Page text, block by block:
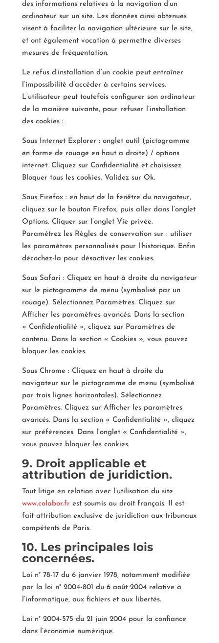
des informations relatives à la navigation d’un
ordinateur sur un site. Les données ainsi obtenues
visent à faciliter la navigation ultérieure sur le site,
et ont également vocation à permettre diverses
mesures de fréquentation.
Le refus d’installation d’un cookie peut entraîner
l’impossibilité d’accéder à certains services.
L’utilisateur peut toutefois configurer son ordinateur
de la manière suivante, pour refuser l’installation
des cookies :
Sous Internet Explorer : onglet outil (pictogramme
en forme de rouage en haut a droite) / options
internet. Cliquez sur Confidentialité et choisissez
Bloquer tous les cookies. Validez sur Ok.
Sous Firefox : en haut de la fenêtre du navigateur,
cliquez sur le bouton Firefox, puis aller dans l’onglet
Options. Cliquer sur l’onglet Vie privée.
Paramétrez les Règles de conservation sur : utiliser
les paramètres personnalisés pour l’historique. Enfin
décochez-la pour désactiver les cookies.
Sous Safari : Cliquez en haut à droite du navigateur
sur le pictogramme de menu (symbolisé par un
rouage). Sélectionnez Paramètres. Cliquez sur
Afficher les paramètres avancés. Dans la section
« Confidentialité », cliquez sur Paramètres de
contenu. Dans la section « Cookies », vous pouvez
bloquer les cookies.
Sous Chrome : Cliquez en haut à droite du
navigateur sur le pictogramme de menu (symbolisé
par trois lignes horizontales). Sélectionnez
Paramètres. Cliquez sur Afficher les paramètres
avancés. Dans la section « Confidentialité », cliquez
sur préférences. Dans l’onglet « Confidentialité »,
vous pouvez bloquer les cookies.
9. Droit applicable et
attribution de juridiction.
Tout litige en relation avec l’utilisation du site
www.colabor.fr est soumis au droit français. Il est
fait attribution exclusive de juridiction aux tribunaux
compétents de Paris.
10. Les principales lois
concernées.
Loi n° 78-17 du 6 janvier 1978, notamment modifiée
par la loi n° 2004-801 du 6 août 2004 relative à
l’informatique, aux fichiers et aux libertés.
Loi n° 2004-575 du 21 juin 2004 pour la confiance
dans l’économie numérique.